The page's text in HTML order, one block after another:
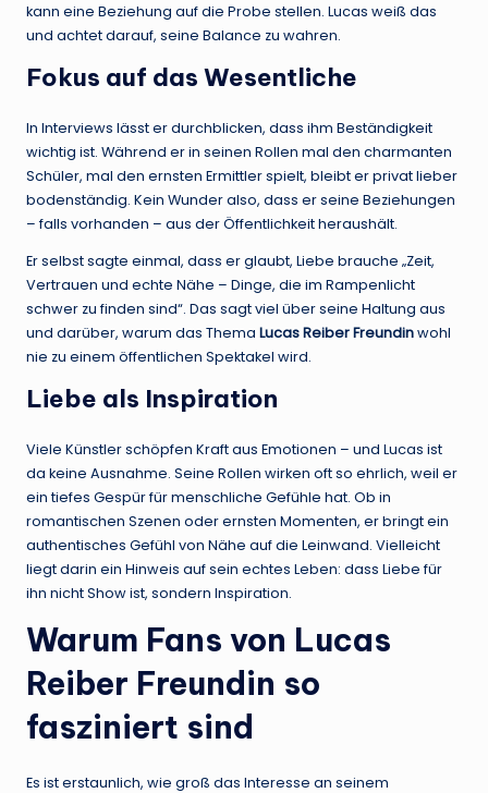
kann eine Beziehung auf die Probe stellen. Lucas weiß das
und achtet darauf, seine Balance zu wahren.
Fokus auf das Wesentliche
In Interviews lässt er durchblicken, dass ihm Beständigkeit
wichtig ist. Während er in seinen Rollen mal den charmanten
Schüler, mal den ernsten Ermittler spielt, bleibt er privat lieber
bodenständig. Kein Wunder also, dass er seine Beziehungen
– falls vorhanden – aus der Öffentlichkeit heraushält.
Er selbst sagte einmal, dass er glaubt, Liebe brauche „Zeit,
Vertrauen und echte Nähe – Dinge, die im Rampenlicht
schwer zu finden sind“. Das sagt viel über seine Haltung aus
und darüber, warum das Thema Lucas Reiber Freundinwohl
nie zu einem öffentlichen Spektakel wird.
Liebe als Inspiration
Viele Künstler schöpfen Kraft aus Emotionen – und Lucas ist
da keine Ausnahme. Seine Rollen wirken oft so ehrlich, weil er
ein tiefes Gespür für menschliche Gefühle hat. Ob in
romantischen Szenen oder ernsten Momenten, er bringt ein
authentisches Gefühl von Nähe auf die Leinwand. Vielleicht
liegt darin ein Hinweis auf sein echtes Leben: dass Liebe für
ihn nicht Show ist, sondern Inspiration.
Warum Fans von Lucas
Reiber Freundin so
fasziniert sind
Es ist erstaunlich, wie groß das Interesse an seinem